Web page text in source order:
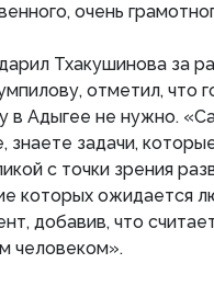
очень
Тхакушинова за
отме​тил, что
в Адыгее не нужно.
знаете задачи,
с точки зрения
которых ожидается
добавив, что
человеком».